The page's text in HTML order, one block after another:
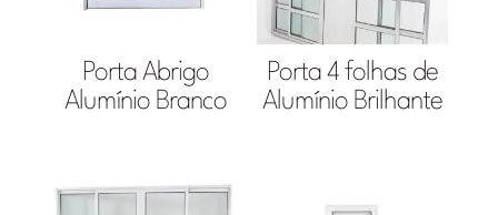
Porta Abrigo
Alumínio Branco
Porta 4 folhas de
Alumínio Brilhante